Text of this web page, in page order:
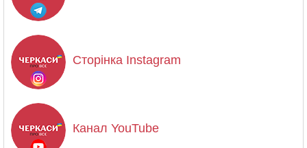
Сторінка Instagram
Канал YouTube